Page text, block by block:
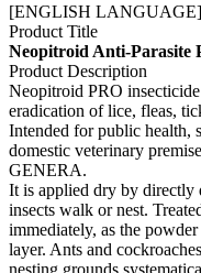
[ENGLISH LANGUAGE]
Product Title
Neopitroid Anti-Parasite
Product Description
Neopitroid PRO
eradication of lice, fleas,
Intended for public health,
domestic veterinary
GENERA.
It is applied dry by directly
insects walk or nest.
immediately, as the
layer. Ants and
nesting grounds